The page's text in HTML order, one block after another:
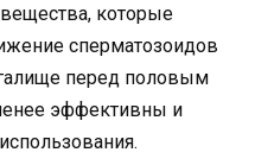
которые
сперматозоидов
перед половым
эффективны и